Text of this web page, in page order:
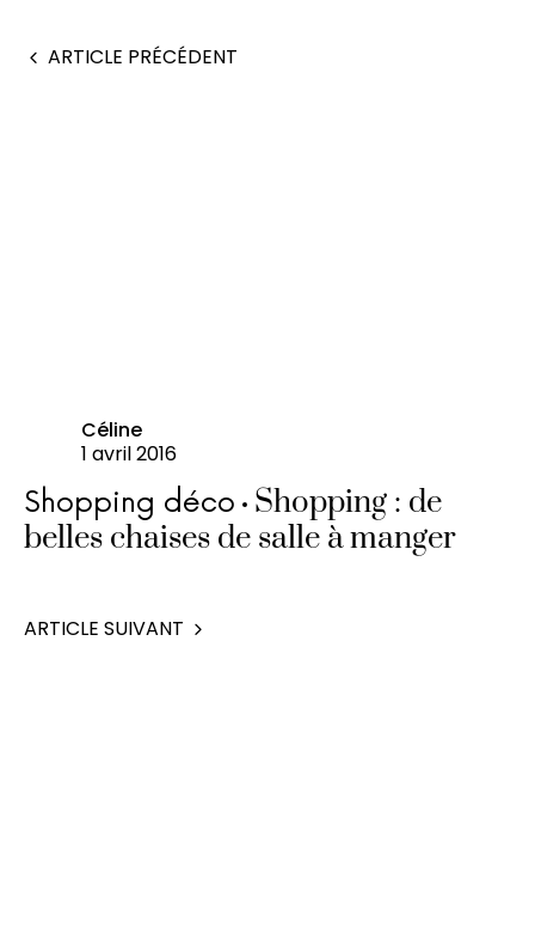
ARTICLE PRÉCÉDENT
Céline
1 avril 2016
Shopping déco
Shopping : de
belles chaises de salle à manger
ARTICLE SUIVANT